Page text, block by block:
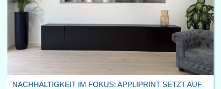
NACHHALTIGKEIT IM FOKUS: APPLIPRINT SETZT AUF